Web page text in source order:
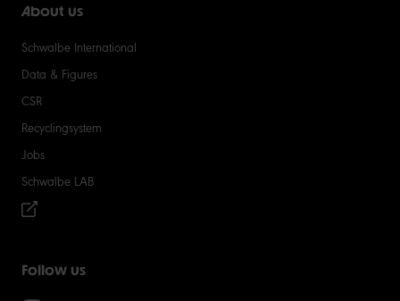
About us
Schwalbe International
Data & Figures
CSR
Recyclingsystem
Jobs
Schwalbe LAB
Follow us